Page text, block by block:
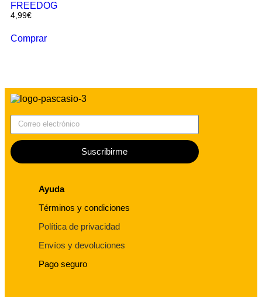
FREEDOG
4,99€
Comprar
Suscribirme
Ayuda
Términos y condiciones
Política de privacidad
Envíos y devoluciones
Pago seguro